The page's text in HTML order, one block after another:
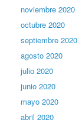
noviembre 2020
octubre 2020
septiembre 2020
agosto 2020
julio 2020
junio 2020
mayo 2020
abril 2020